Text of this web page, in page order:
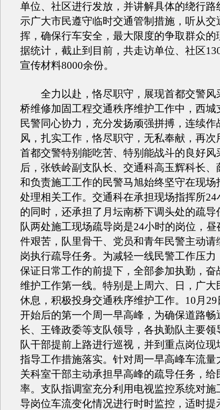
单位、社区进行发放，并讲解具体的绕行路
示广大市民遵守临时交通管制措施，听从交
挥，确保行车安全，最大限度的争取群众的
据统计，截止到目前，共走访单位、社区
宣传材料8000余份。
全力以赴，恪尽职守，展现首都交警风
桥维修加固工程交通秩序维护工作中，西城
民警同心协力，充分发扬顽强拼搏，连续作
风，扎实工作，恪尽职守，无私奉献，再次
首都交警特别能吃苦、特别能战斗的良好风
后，张铁岭副支队长、交通科高玉辉科长、
和负责施工工作的民警马旭始终坚守在现场
处理相关工作。交通科在承担现场指挥所
的同时，还承担了月坛南桥下调头处的疏导
队两处施工现场疏导岗是24小时的岗位，
件艰苦，队里骨干、党员和青年民警主动请
岗执行疏导任务。为减轻一线民警工作压力
保证日常工作的前提下，全部参加执勤，奋
维护工作第一线。特别是上周六、日，广大
休息，积极投身交通秩序维护工作。10月
开始后的第一个周一早高峰，为确保道路畅
长、王锋政委等支队领导，各执勤队主要领
队干部提前上路进行巡视，并到重点岗位现
指导工作措施落实。针对周一早高峰车流量
关科室干部主动承担早高峰的疏导任务，给
率。支队指调室充分利用电视监控系统对施
导岗位车流变化情况进行时时监控，适时提